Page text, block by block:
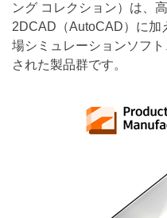
ング コレクション）は、
2DCAD（AutoCAD）に加
場シミュレーションソフ
された製品群です。